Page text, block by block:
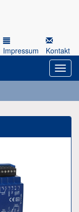
Impressum
Kontakt